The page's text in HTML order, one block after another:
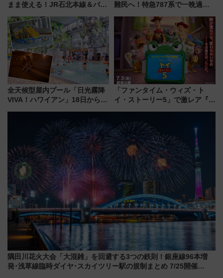
まま使える！JR石北本線＆バス
ーパス」でおトクに道東観光
（8/3発売）
難民へ！特急787系で一晩過ご
ローおひさま」が救世主に？
全天候型屋内プール「日光霧降
VIVA！ハワイアン」18日から営
ァミリーから大人まで幅広い世
代が一日中楽しる夏のリゾート
「ファンタイム・ウィズ・ト
イ・ストーリー5」で激レア『ロ
隅田川花火大会「大混雑」を回避する3つの鉄則！銀座線96本増
発･浅草線臨時ダイヤ･スカイツリー駅の規制まとめ 7/25開催